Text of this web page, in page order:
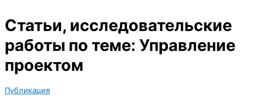
Статьи, исследовательские
работы по теме: Управление
проектом
Публикация